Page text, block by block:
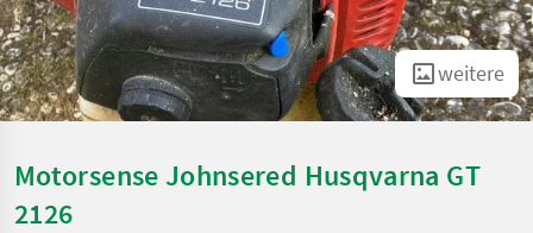
weitere
Motorsense Johnsered Husqvarna GT
2126